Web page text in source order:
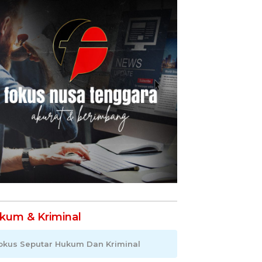
& Kriminal
Seputar Hukum Dan Kriminal